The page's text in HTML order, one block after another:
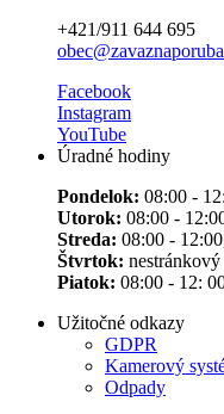
+421/911 644 695
Facebook
Instagram
YouTube
Úradné hodiny
Pondelok: 08:00 -
Utorok: 08:00 -
Streda: 08:00 -
Štvrtok: nestránkový
Piatok: 08:00 - 12:
Užitočné odkazy
GDPR
Kamerový
Odpady